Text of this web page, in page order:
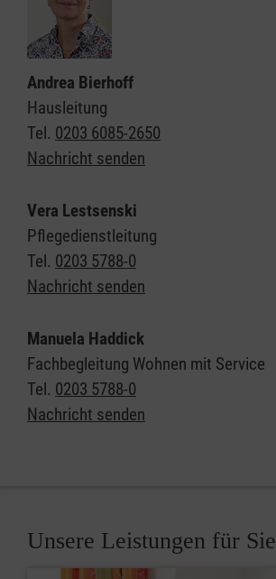
Andrea Bierhoff
Hausleitung
Tel. 0203 6085-2650
Nachricht senden
Vera Lestsenski
Pflegedienstleitung
Tel. 0203 5788-0
Nachricht senden
Manuela Haddick
Fachbegleitung Wohnen mit Service
Tel. 0203 5788-0
Nachricht senden
Unsere Leistungen für Sie